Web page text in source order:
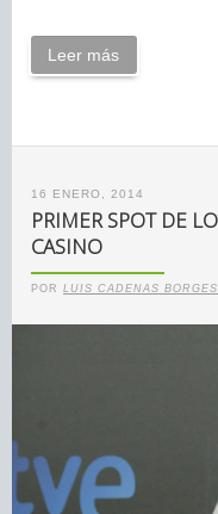
Leer más
16 ENERO, 2014
PRIMER SPOT DE
CASINO
POR LUIS CADENAS BORGES